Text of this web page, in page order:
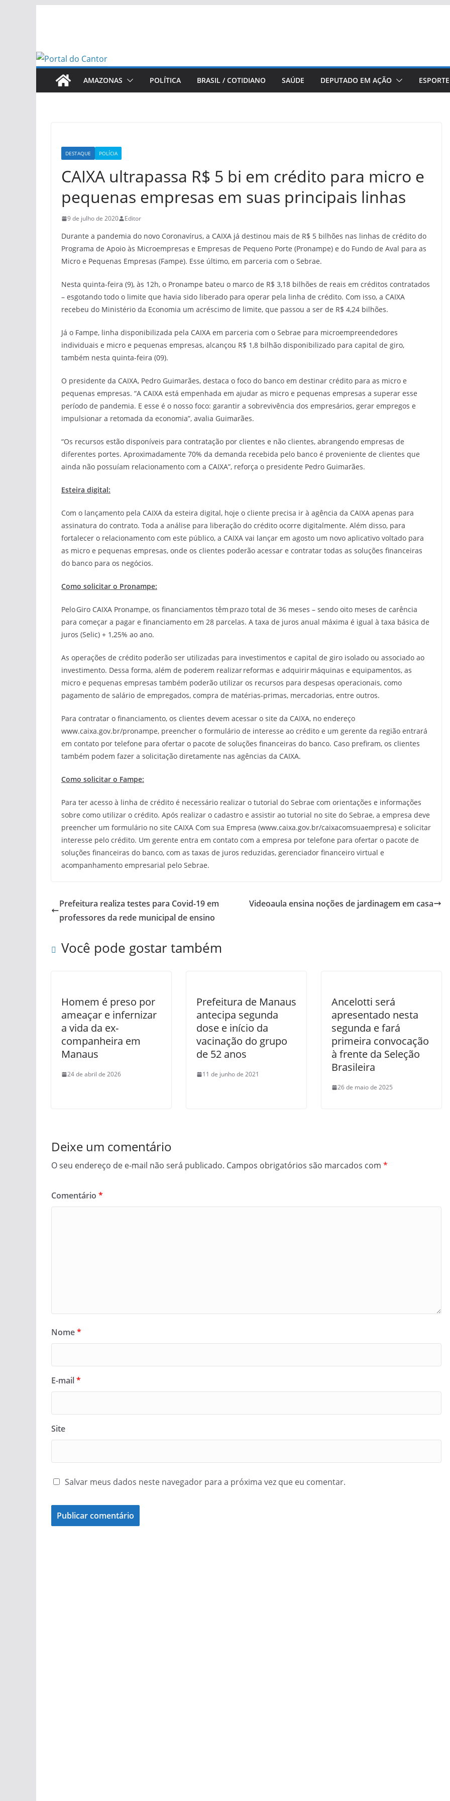
conteúdo
AMAZONAS POLÍTICA BRASIL / COTIDIANO SAÚDE DEPUTADO EM AÇÃO ESPORTE
DESTAQUE POLÍCIA
CAIXA ultrapassa R$ 5 bi em crédito para micro e
pequenas empresas em suas principais linhas
9 de julho de 2020 Editor
Durante a pandemia do novo Coronavírus, a CAIXA já destinou mais de R$ 5 bilhões nas linhas de crédito do
Programa de Apoio às Microempresas e Empresas de Pequeno Porte (Pronampe) e do Fundo de Aval para as
Micro e Pequenas Empresas (Fampe). Esse último, em parceria com o Sebrae.
Nesta quinta-feira (9), às 12h, o Pronampe bateu o marco de R$ 3,18 bilhões de reais em créditos contratados
– esgotando todo o limite que havia sido liberado para operar pela linha de crédito. Com isso, a CAIXA
recebeu do Ministério da Economia um acréscimo de limite, que passou a ser de R$ 4,24 bilhões.
Já o Fampe, linha disponibilizada pela CAIXA em parceria com o Sebrae para microempreendedores
individuais e micro e pequenas empresas, alcançou R$ 1,8 bilhão disponibilizado para capital de giro,
também nesta quinta-feira (09).
O presidente da CAIXA, Pedro Guimarães, destaca o foco do banco em destinar crédito para as micro e
pequenas empresas. “A CAIXA está empenhada em ajudar as micro e pequenas empresas a superar esse
período de pandemia. E esse é o nosso foco: garantir a sobrevivência dos empresários, gerar empregos e
impulsionar a retomada da economia”, avalia Guimarães.
“Os recursos estão disponíveis para contratação por clientes e não clientes, abrangendo empresas de
diferentes portes. Aproximadamente 70% da demanda recebida pelo banco é proveniente de clientes que
ainda não possuíam relacionamento com a CAIXA”, reforça o presidente Pedro Guimarães.
Esteira digital:
Com o lançamento pela CAIXA da esteira digital, hoje o cliente precisa ir à agência da CAIXA apenas para
assinatura do contrato. Toda a análise para liberação do crédito ocorre digitalmente. Além disso, para
fortalecer o relacionamento com este público, a CAIXA vai lançar em agosto um novo aplicativo voltado para
as micro e pequenas empresas, onde os clientes poderão acessar e contratar todas as soluções financeiras
do banco para os negócios.
Como solicitar o Pronampe:
Pelo Giro CAIXA Pronampe, os financiamentos têm prazo total de 36 meses – sendo oito meses de carência
para começar a pagar e financiamento em 28 parcelas. A taxa de juros anual máxima é igual à taxa básica de
juros (Selic) + 1,25% ao ano.
As operações de crédito poderão ser utilizadas para investimentos e capital de giro isolado ou associado ao
investimento. Dessa forma, além de poderem realizar reformas e adquirir máquinas e equipamentos, as
micro e pequenas empresas também poderão utilizar os recursos para despesas operacionais, como
pagamento de salário de empregados, compra de matérias-primas, mercadorias, entre outros.
Para contratar o financiamento, os clientes devem acessar o site da CAIXA, no endereço
www.caixa.gov.br/pronampe, preencher o formulário de interesse ao crédito e um gerente da região entrará
em contato por telefone para ofertar o pacote de soluções financeiras do banco. Caso prefiram, os clientes
também podem fazer a solicitação diretamente nas agências da CAIXA.
Como solicitar o Fampe:
Para ter acesso à linha de crédito é necessário realizar o tutorial do Sebrae com orientações e informações
sobre como utilizar o crédito. Após realizar o cadastro e assistir ao tutorial no site do Sebrae, a empresa deve
preencher um formulário no site CAIXA Com sua Empresa (www.caixa.gov.br/caixacomsuaempresa) e solicitar
interesse pelo crédito. Um gerente entra em contato com a empresa por telefone para ofertar o pacote de
soluções financeiras do banco, com as taxas de juros reduzidas, gerenciador financeiro virtual e
acompanhamento empresarial pelo Sebrae.
Prefeitura realiza testes para Covid-19 em
professores da rede municipal de ensino
Videoaula ensina noções de jardinagem em casa
Você pode gostar também
Homem é preso por
ameaçar e infernizar
a vida da ex-
companheira em
Manaus
24 de abril de 2026
Prefeitura de Manaus
antecipa segunda
dose e início da
vacinação do grupo
de 52 anos
11 de junho de 2021
Ancelotti será
apresentado nesta
segunda e fará
primeira convocação
à frente da Seleção
Brasileira
26 de maio de 2025
Deixe um comentário
O seu endereço de e-mail não será publicado. Campos obrigatórios são marcados com *
Comentário *
Nome*
E-mail*
Site
Salvar meus dados neste navegador para a próxima vez que eu comentar.